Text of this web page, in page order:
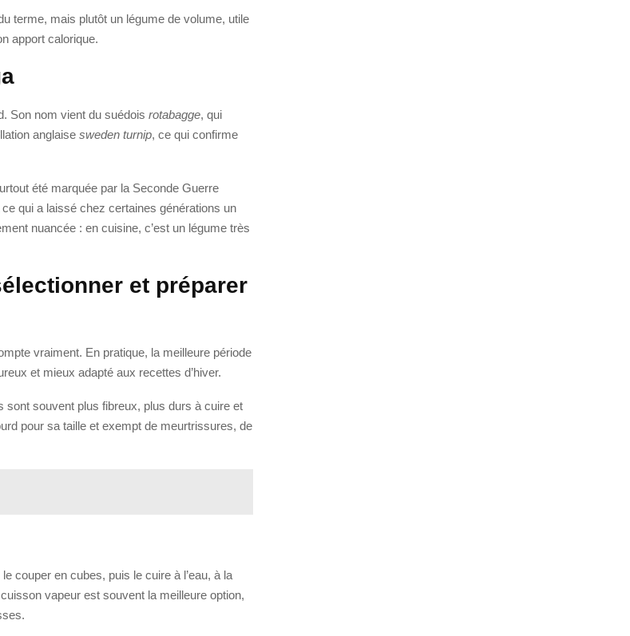
terme, mais plutôt un légume de volume, utile
apport calorique.
Son nom vient du suédois rotabagge, qui
anglaise sweden turnip, ce qui confirme
été marquée par la Seconde Guerre
qui a laissé chez certaines générations un
nuancée : en cuisine, c’est un légume très
et préparer
vraiment. En pratique, la meilleure période
et mieux adapté aux recettes d’hiver.
souvent plus fibreux, plus durs à cuire et
pour sa taille et exempt de meurtrissures, de
couper en cubes, puis le cuire à l’eau, à la
vapeur est souvent la meilleure option,